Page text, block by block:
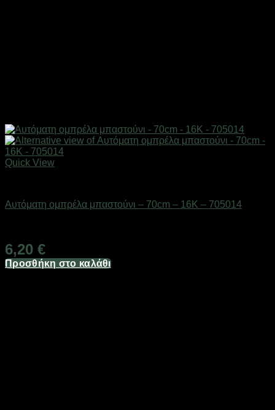
Quick View
Αυτόματη ομπρέλα μπαστούνι – 70cm – 16K – 705014
6,20 €
Προσθήκη στο καλάθι